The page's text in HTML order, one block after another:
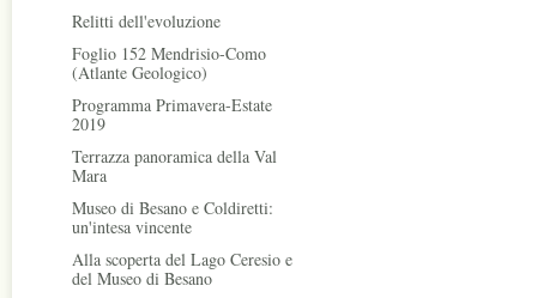
Relitti dell'evoluzione
Foglio 152 Mendrisio-Como
(Atlante Geologico)
Programma Primavera-Estate
2019
Terrazza panoramica della Val
Mara
Museo di Besano e Coldiretti:
un'intesa vincente
Alla scoperta del Lago Ceresio e
del Museo di Besano